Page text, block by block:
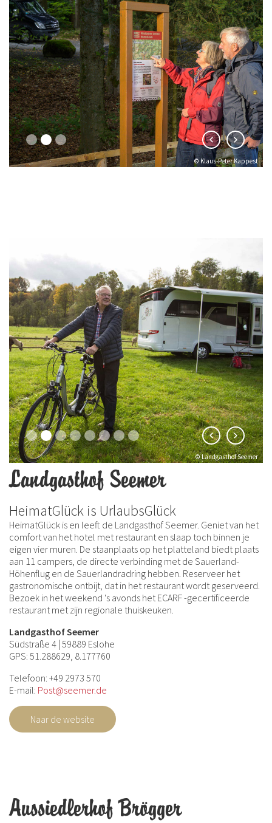
© Klaus-Peter Kappest
© Landgasthof Seemer
Landgasthof Seemer
HeimatGlück is UrlaubsGlück
HeimatGlück is en leeft de Landgasthof Seemer. Geniet van het
comfort van het hotel met restaurant en slaap toch binnen je
eigen vier muren. De staanplaats op het platteland biedt plaats
aan 11 campers, de directe verbinding met de Sauerland-
Höhenflug en de Sauerlandradring hebben. Reserveer het
gastronomische ontbijt, dat in het restaurant wordt geserveerd.
Bezoek in het weekend 's avonds het ECARF -gecertificeerde
restaurant met zijn regionale thuiskeuken.
Landgasthof Seemer
Südstraße 4 | 59889 Eslohe
GPS: 51.288629, 8.177760
Telefoon: +49 2973 570
E-mail: Post@seemer.de
Naar de website
Aussiedlerhof Brögger